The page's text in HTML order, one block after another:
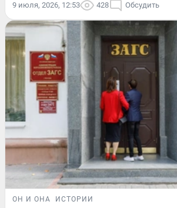
9 июля, 2026, 12:53 428 Обсудить
ОН И ОНА ИСТОРИИ